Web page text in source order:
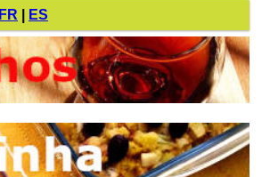
FR ES